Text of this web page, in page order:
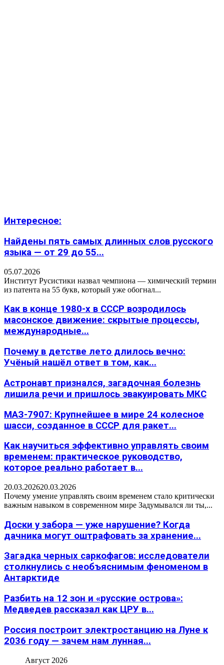
Интересное:
Найдены пять самых длинных слов русского
языка — от 29 до 55...
05.07.2026
Институт Русистики назвал чемпиона — химический термин
из патента на 55 букв, который уже обогнал...
Как в конце 1980-х в СССР возродилось
масонское движение: скрытые процессы,
международные...
Почему в детстве лето длилось вечно:
Учёный нашёл ответ в том, как...
Астронавт признался, загадочная болезнь
лишила речи и пришлось эвакуировать МКС
МАЗ-7907: Крупнейшее в мире 24 колесное
шасси, созданное в СССР для ракет...
Как научиться эффективно управлять своим
временем: практическое руководство,
которое реально работает в...
20.03.202620.03.2026
Почему умение управлять своим временем стало критически
важным навыком в современном мире Задумывался ли ты,...
Доски у забора — уже нарушение? Когда
дачника могут оштрафовать за хранение...
Загадка черных саркофагов: исследователи
столкнулись с необъяснимым феноменом в
Антарктиде
Разбить на 12 зон и «русские острова»:
Медведев рассказал как ЦРУ в...
Россия построит электростанцию на Луне к
2036 году — зачем нам лунная...
Август 2026